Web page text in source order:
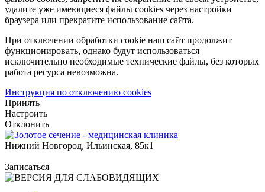
удалите уже имеющиеся файлы cookies через настройки
браузера или прекратите использование сайта.
При отключении обработки cookie наш сайт продолжит
функционировать, однако будут использоваться
исключительно необходимые технические файлы, без которых
работа ресурса невозможна.
Инструкция по отключению cookies
Принять
Настроить
Отклонить
Нижний Новгород, Ильинская, 85к1
Записаться